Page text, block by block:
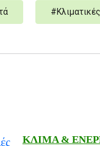
#
ΚΛΙΜΑ &